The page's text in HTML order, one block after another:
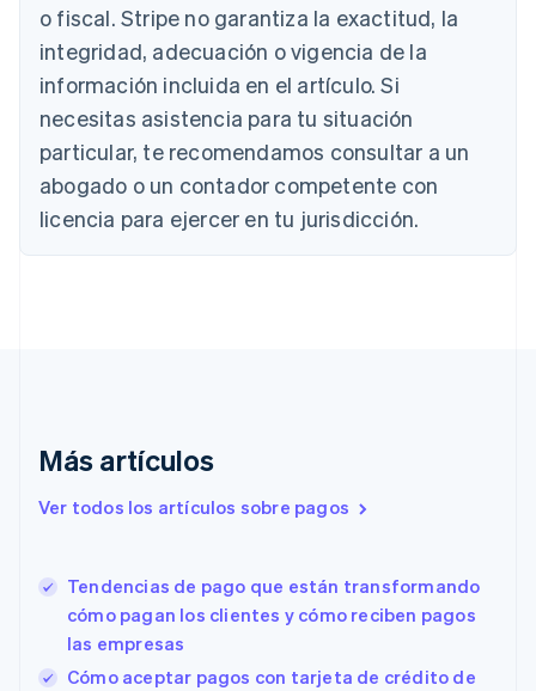
o fiscal. Stripe no garantiza la exactitud, la
integridad, adecuación o vigencia de la
información incluida en el artículo. Si
necesitas asistencia para tu situación
particular, te recomendamos consultar a un
abogado o un contador competente con
licencia para ejercer en tu jurisdicción.
Más artículos
Ver todos los artículos sobre pagos
Tendencias de pago que están transformando
cómo pagan los clientes y cómo reciben pagos
las empresas
Cómo aceptar pagos con tarjeta de crédito de
Austria
Bélgica
NederlandsFrançaisDeutschEnglish
Brasil
Português English
Bulgaria
English
Canadá
English Français
China continental
English
Eslovaquia
España
EspañolEnglish
Estados Unidos
English Español